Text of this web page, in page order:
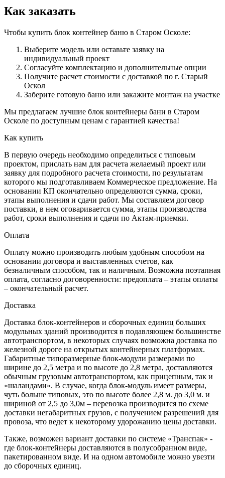
Как заказать
Чтобы купить блок контейнер баню в Старом Осколе:
Выберите модель или оставьте заявку на
индивидуальный проект
Согласуйте комплектацию и дополнительные опции
Получите расчет стоимости с доставкой по г. Старый
Оскол
Заберите готовую баню или закажите монтаж на участке
Мы предлагаем лучшие блок контейнеры бани в Старом
Осколе по доступным ценам с гарантией качества!
Как купить
В первую очередь необходимо определиться с типовым
проектом, прислать нам для расчета желаемый проект или
заявку для подробного расчета стоимости, по результатам
которого мы подготавливаем Коммерческое предложение. На
основании КП окончательно определяются сумма, сроки,
этапы выполнения и сдачи работ. Мы составляем договор
поставки, в нем оговаривается сумма, этапы производства
работ, сроки выполнения и сдачи по Актам-приемки.
Оплата
Оплату можно производить любым удобным способом на
основании договора и выставленных счетов, как
безналичным способом, так и наличным. Возможна поэтапная
оплата, согласно договоренности: предоплата – этапы оплаты
– окончательный расчет.
Доставка
Доставка блок-контейнеров и сборочных единиц больших
модульных зданий производится в подавляющем большинстве
автотранспортом, в некоторых случаях возможна доставка по
железной дороге на открытых контейнерных платформах.
Габаритные типоразмерные блок-модули размерами по
ширине до 2,5 метра и по высоте до 2,8 метра, доставляются
обычным грузовым автотранспортом, как прицепным, так и
«шаландами». В случае, когда блок-модуль имеет размеры,
чуть больше типовых, это по высоте более 2,8 м. до 3,0 м. и
шириной от 2,5 до 3,0м – перевозка производится по схеме
доставки негабаритных грузов, с получением разрешений для
провоза, что ведет к некоторому удорожанию цены доставки.
Также, возможен вариант доставки по системе «Транспак» -
где блок-контейнеры доставляются в полусобранном виде,
пакетированном виде. И на одном автомобиле можно увезти
до сборочных единиц.